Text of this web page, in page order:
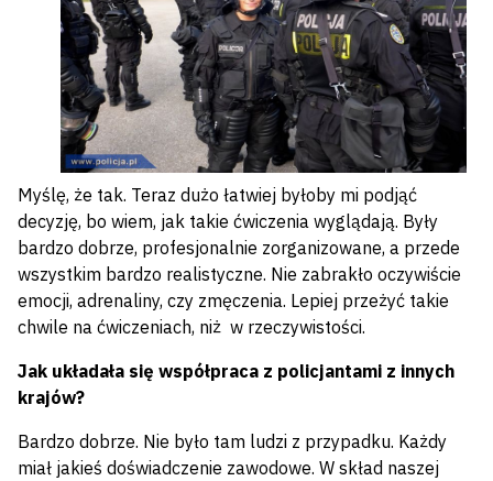
Myślę, że tak. Teraz dużo łatwiej byłoby mi podjąć
decyzję, bo wiem, jak takie ćwiczenia wyglądają. Były
bardzo dobrze, profesjonalnie zorganizowane, a przede
wszystkim bardzo realistyczne. Nie zabrakło oczywiście
emocji, adrenaliny, czy zmęczenia. Lepiej przeżyć takie
chwile na ćwiczeniach, niż w rzeczywistości.
Jak układała się współpraca z policjantami z innych
krajów?
Bardzo dobrze. Nie było tam ludzi z przypadku. Każdy
miał jakieś doświadczenie zawodowe. W skład naszej